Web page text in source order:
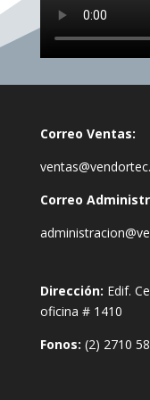
Correo Ventas:
Correo
Dirección: Edif.
oficina # 1410
Fonos: (2) 2710